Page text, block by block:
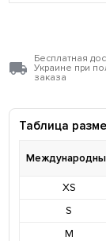
Бесплатная
Украине при
заказа
Таблица
XS
S
M